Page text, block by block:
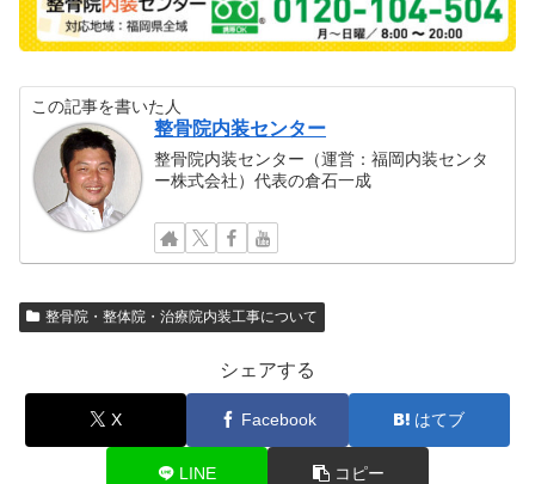
この記事を書いた人
整骨院内装センター
整骨院内装センター（運営：福岡内装センタ
ー株式会社）代表の倉石一成
整骨院・整体院・治療院内装工事について
シェアする
X Facebook はてブ
LINE コピー